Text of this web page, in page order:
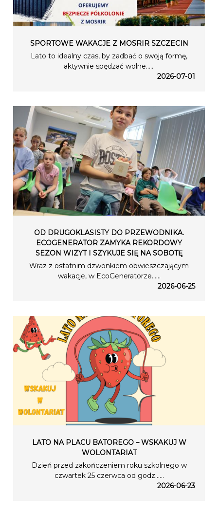
SPORTOWE WAKACJE Z MOSRIR SZCZECIN
Lato to idealny czas, by zadbać o swoją formę,
aktywnie spędzać wolne…...
2026-07-01
OD DRUGOKLASISTY DO PRZEWODNIKA.
ECOGENERATOR ZAMYKA REKORDOWY
SEZON WIZYT I SZYKUJE SIĘ NA SOBOTĘ
Wraz z ostatnim dzwonkiem obwieszczającym
wakacje, w EcoGeneratorze…...
2026-06-25
LATO NA PLACU BATOREGO – WSKAKUJ W
WOLONTARIAT
Dzień przed zakończeniem roku szkolnego w
czwartek 25 czerwca od godz…...
2026-06-23